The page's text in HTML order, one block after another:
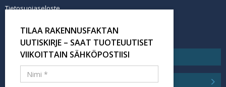
Tietosuojaseloste
Tilaa uutiskirje
TILAA RAKENNUSFAKTAN
UUTISKIRJE – SAAT TUOTEUUTISET
VIIKOITTAIN SÄHKÖPOSTIISI